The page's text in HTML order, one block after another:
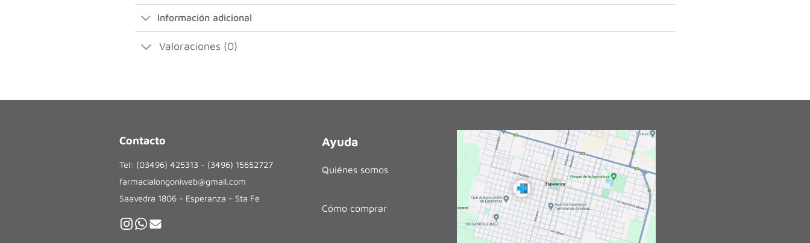
Información adicional
Valoraciones (0)
Contacto
Tel: (03496) 425313 - (3496) 15652727
farmacialongoniweb@gmail.com
Saavedra 1806 - Esperanza - Sta Fe
Ayuda
Quiénes somos
Cómo comprar